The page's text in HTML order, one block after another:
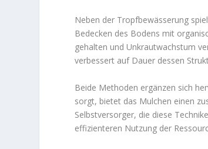
Neben der Tropfbewässerung
Bedecken des Bodens mit
gehalten und Unkrautwachstum
verbessert auf Dauer dessen
Beide Methoden ergänzen sich
sorgt, bietet das Mulchen einen
Selbstversorger, die diese
effizienteren Nutzung der